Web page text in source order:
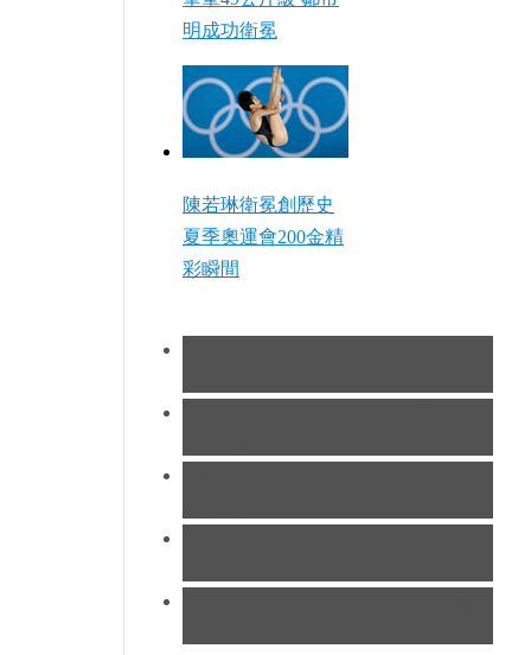
明成功衛冕
陳若琳衛冕創歷史
夏季奧運會200金精
彩瞬間